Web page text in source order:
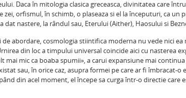
Daca în mitologia clasica greceasca, divinitatea care
zei, orfismul, în schimb, o plaseaza si el la începuturi, ca un
dat nastere, la rândul sau, Eterului (Aither), Haosului si
de abordare, cosmologia stiintifica moderna nu vede nici
din loc a timpului universal coincide aici cu nasterea
mai mic ca boaba spumii», a carui expansiune mai
sau, în orice caz, asupra formei pe care ar fi îmbracat-
din acel moment, el începe sa curga într-o directie care